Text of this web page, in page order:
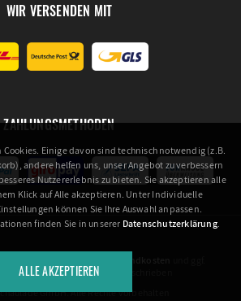
WIR VERSENDEN MIT
ZAHLUNGSMETHODEN
wenn nicht anders beschrieben
GmbH. Alle Rechte vorbehalten
Einige davon sind technisch notwendig (z.B.
andere helfen uns, unser Angebot zu verbessern
Nutzererlebnis zu bieten. Sie akzeptieren alle
Klick auf Alle akzeptieren. Unter Individuelle
können Sie Ihre Auswahl anpassen.
finden Sie in unserer Datenschutzerklärung.
ALLE AKZEPTIEREN